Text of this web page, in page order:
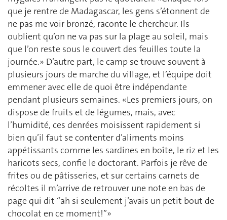
que je rentre de Madagascar, les gens s’étonnent de
ne pas me voir bronzé, raconte le chercheur. Ils
oublient qu’on ne va pas sur la plage au soleil, mais
que l’on reste sous le couvert des feuilles toute la
journée.» D’autre part, le camp se trouve souvent à
plusieurs jours de marche du village, et l’équipe doit
emmener avec elle de quoi être indépendante
pendant plusieurs semaines. «Les premiers jours, on
dispose de fruits et de légumes, mais, avec
l’humidité, ces denrées moisissent rapidement si
bien qu’il faut se contenter d’aliments moins
appétissants comme les sardines en boîte, le riz et les
haricots secs, confie le doctorant. Parfois je rêve de
frites ou de pâtisseries, et sur certains carnets de
récoltes il m’arrive de retrouver une note en bas de
page qui dit “ah si seulement j’avais un petit bout de
chocolat en ce moment!”»